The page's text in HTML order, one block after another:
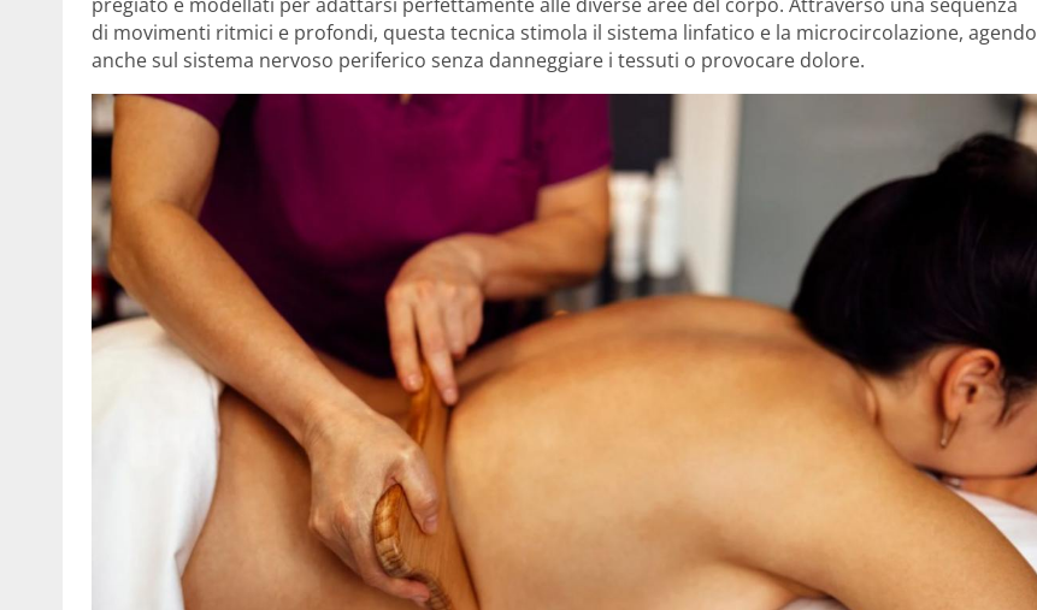
di movimenti ritmici e profondi, questa tecnica stimola il sistema linfatico e la microcircolazione, agendo
anche sul sistema nervoso periferico senza danneggiare i tessuti o provocare dolore.